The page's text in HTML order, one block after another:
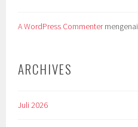
A WordPress Commentermengenai
ARCHIVES
Juli 2026